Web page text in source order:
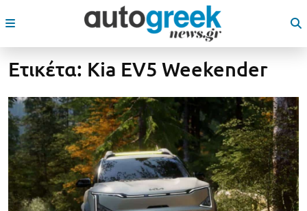
Ετικέτα: Kia EV5 Weekender